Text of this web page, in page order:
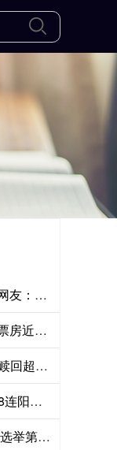
万通配资 孩子为什么别养得太精细？网友：要上幼儿园了，还只能吃软烂食物，别的吃什么吐什么
国鸣配资平台 院线经理指数｜上周末票房近2亿，进口片扎堆，科幻电影《挽救计划》成口碑黑马
好股盛配资APP下载 银行优先股年内赎回超千亿稀缺性促使资管机构惜售
中金宝配资APP下载 最牛股华盛锂电8连阳大涨170%；最熊股*ST长药因涉嫌财务造假被立案调查丨透视一周牛熊股
2023股票配资网平台 赛托生物：关于选举第四届董事会职工代表董事的公告